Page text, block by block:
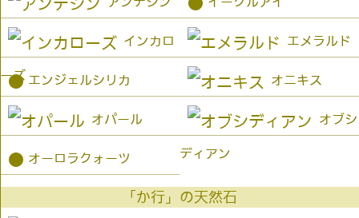
インカロ
ーズ
エメラルド
● エンジェルシリカ オニキス
オパール オブシ
ディアン
● オーロラクォーツ
「か行」の天然石